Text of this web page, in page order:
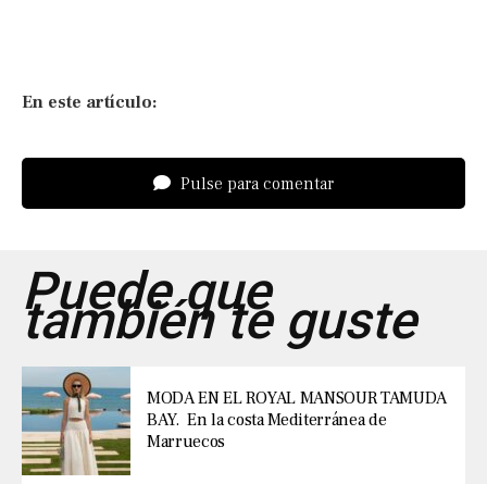
En este artículo:
Pulse para comentar
Puede que
también te guste
MODA EN EL ROYAL MANSOUR TAMUDA
BAY. En la costa Mediterránea de
Marruecos